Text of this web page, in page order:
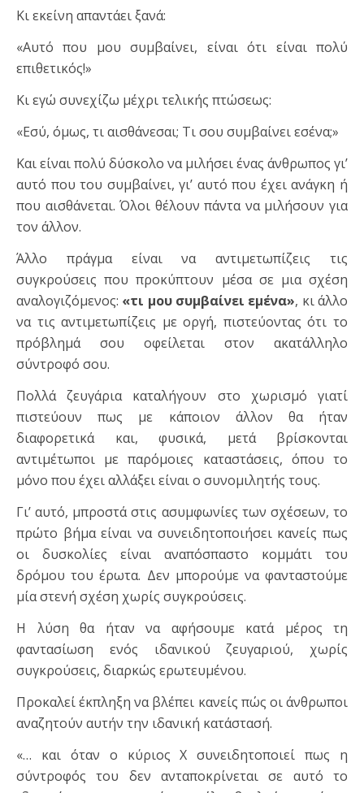
Κι εκείνη απαντάει ξανά:
«Αυτό που μου συμβαίνει, είναι ότι είναι πολύ
επιθετικός!»
Κι εγώ συνεχίζω μέχρι τελικής πτώσεως:
«Εσύ, όμως, τι αισθάνεσαι; Τι σου συμβαίνει εσένα;»
Και είναι πολύ δύσκολο να μιλήσει ένας άνθρωπος γι’
αυτό που του συμβαίνει, γι’ αυτό που έχει ανάγκη ή
που αισθάνεται. Όλοι θέλουν πάντα να μιλήσουν για
τον άλλον.
Άλλο πράγμα είναι να αντιμετωπίζεις τις
συγκρούσεις που προκύπτουν μέσα σε μια σχέση
αναλογιζόμενος: «τι μου συμβαίνει εμένα», κι άλλο
να τις αντιμετωπίζεις με οργή, πιστεύοντας ότι το
πρόβλημά σου οφείλεται στον ακατάλληλο
σύντροφό σου.
Πολλά ζευγάρια καταλήγουν στο χωρισμό γιατί
πιστεύουν πως με κάποιον άλλον θα ήταν
διαφορετικά και, φυσικά, μετά βρίσκονται
αντιμέτωποι με παρόμοιες καταστάσεις, όπου το
μόνο που έχει αλλάξει είναι ο συνομιλητής τους.
Γι’ αυτό, μπροστά στις ασυμφωνίες των σχέσεων, το
πρώτο βήμα είναι να συνειδητοποιήσει κανείς πως
οι δυσκολίες είναι αναπόσπαστο κομμάτι του
δρόμου του έρωτα. Δεν μπορούμε να φανταστούμε
μία στενή σχέση χωρίς συγκρούσεις.
Η λύση θα ήταν να αφήσουμε κατά μέρος τη
φαντασίωση ενός ιδανικού ζευγαριού, χωρίς
συγκρούσεις, διαρκώς ερωτευμένου.
Προκαλεί έκπληξη να βλέπει κανείς πώς οι άνθρωποι
αναζητούν αυτήν την ιδανική κατάστασή.
«… και όταν ο κύριος X συνειδητοποιεί πως η
σύντροφός του δεν ανταποκρίνεται σε αυτό το